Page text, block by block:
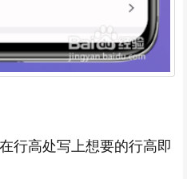
行高处写上想要的行高即